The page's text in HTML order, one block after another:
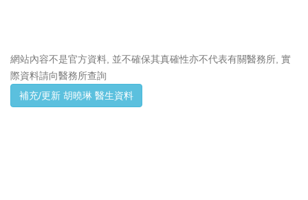
網站內容不是官方資料, 並不確保其真確性亦不代表有關醫務所, 實
際資料請向醫務所查詢
補充/更新 胡曉琳 醫生資料